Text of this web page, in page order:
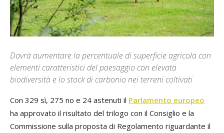
Dovrà aumentare la percentuale di superficie agricola con
elementi caratteristici del paesaggio con elevata
biodiversità e lo stock di carbonio nei terreni coltivati
Con 329 sì, 275 no e 24 astenuti il Parlamento europeo
ha approvato il risultato del trilogo con il Consiglio e la
Commissione sulla proposta di Regolamento riguardante il